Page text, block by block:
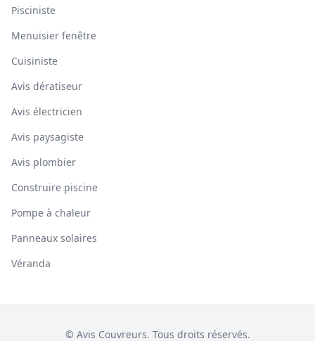
Pisciniste
Menuisier fenêtre
Cuisiniste
Avis dératiseur
Avis électricien
Avis paysagiste
Avis plombier
Construire piscine
Pompe à chaleur
Panneaux solaires
Véranda
© Avis Couvreurs. Tous droits réservés.